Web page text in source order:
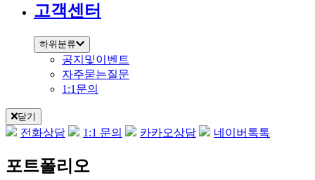
고객센터
하위분류
공지및이벤트
자주묻는질문
1:1문의
닫기
전화상담 1:1 문의 카카오상담 네이버톡톡
포트폴리오